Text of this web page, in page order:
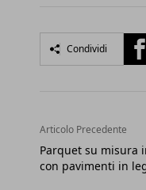
Condividi
Articolo Precedente
Parquet su misura
con pavimenti in